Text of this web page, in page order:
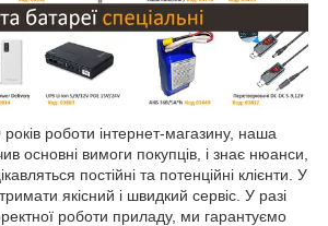
роботи інтернет-магазину, наша
основні вимоги покупців, і знає нюанси,
постійні та потенційні клієнти. У
якісний і швидкий сервіс. У разі
роботи приладу, ми гарантуємо